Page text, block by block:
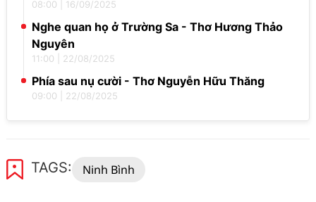
08:00 16/09/2025
Nghe quan họ ở Trường Sa - Thơ Hương Thảo
Nguyên
11:00 22/08/2025
Phía sau nụ cười - Thơ Nguyễn Hữu Thăng
09:00 22/08/2025
TAGS: Ninh Bình